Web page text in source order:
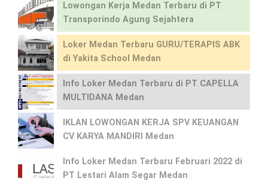
Lowongan Kerja Medan Terbaru di PT
Transporindo Agung Sejahtera
Loker Medan Terbaru GURU/TERAPIS ABK
di Yakita School Medan
Info Loker Medan Terbaru di PT CAPELLA
MULTIDANA Medan
IKLAN LOWONGAN KERJA SPV KEUANGAN
CV KARYA MANDIRI Medan
Info Loker Medan Terbaru Februari 2022 di
PT Lestari Alam Segar Medan